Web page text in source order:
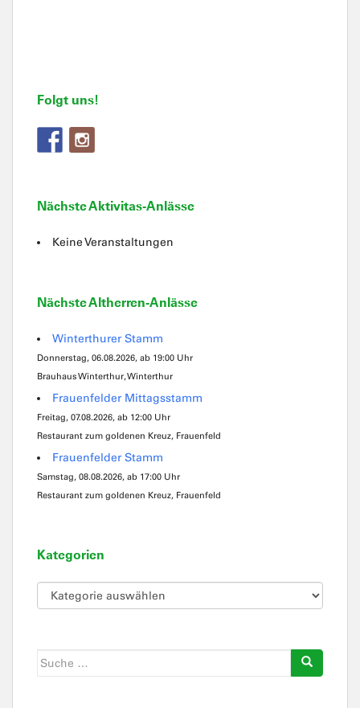
Folgt uns!
Nächste Aktivitas-Anlässe
Keine Veranstaltungen
Nächste Altherren-Anlässe
Winterthurer Stamm
Donnerstag, 06.08.2026, ab 19:00 Uhr
Brauhaus Winterthur, Winterthur
Frauenfelder Mittagsstamm
Freitag, 07.08.2026, ab 12:00 Uhr
Restaurant zum goldenen Kreuz, Frauenfeld
Frauenfelder Stamm
Samstag, 08.08.2026, ab 17:00 Uhr
Restaurant zum goldenen Kreuz, Frauenfeld
Kategorien
Kategorien
Suche